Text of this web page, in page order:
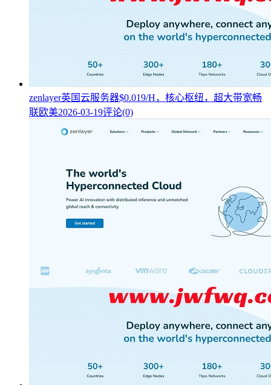
zenlayer英国云服务器$0.019/H，核心枢纽，超大带宽畅
联欧美2026-03-19评论(0)